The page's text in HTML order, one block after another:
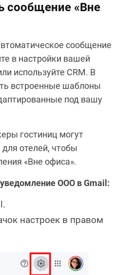
сообщение «Вне
сообщение
в настройки вашей
используйте CRM. В
встроенные шаблоны
под вашу
гостиниц могут
для отелей, чтобы
«Вне офиса».
OOO в Gmail:
настроек в правом